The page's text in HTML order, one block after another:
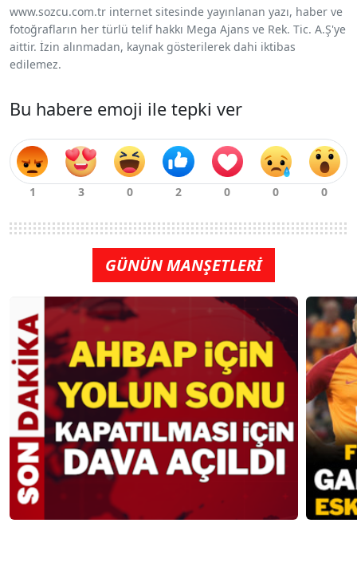
www.sozcu.com.tr internet sitesinde yayınlanan yazı, haber ve
fotoğrafların her türlü telif hakkı Mega Ajans ve Rek. Tic. A.Ş'ye
aittir. İzin alınmadan, kaynak gösterilerek dahi iktibas
edilemez.
Bu habere emoji ile tepki ver
GÜNÜN MANŞETLERİ